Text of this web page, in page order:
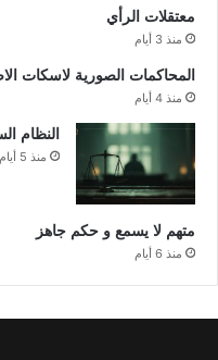
معتقلات الرأي
منذ 3 أيام
المحاكمات الصورية لاسكات
منذ 4 أيام
النظام
منذ 5 أيام
متهم لا يسمع و حكم جاهز
منذ 6 أيام